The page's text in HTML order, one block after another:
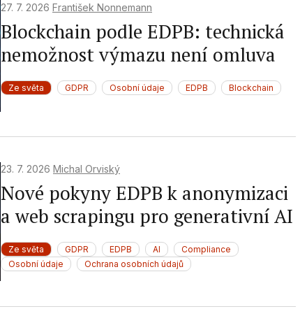
27. 7. 2026 František Nonnemann
Blockchain podle EDPB: technická
nemožnost výmazu není omluva
Ze světa GDPR Osobní údaje EDPB Blockchain
23. 7. 2026 Michal Orviský
Nové pokyny EDPB k anonymizaci
a web scrapingu pro generativní AI
Ze světa GDPR EDPB AI
Compliance
Osobní údaje
Ochrana osobních údajů